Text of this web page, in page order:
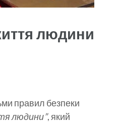
людини
правил безпеки
людини”, який